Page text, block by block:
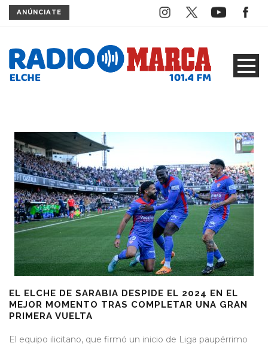
ANÚNCIATE
EL ELCHE DE SARABIA DESPIDE EL 2024 EN EL
MEJOR MOMENTO TRAS COMPLETAR UNA GRAN
PRIMERA VUELTA
El equipo ilicitano, que firmó un inicio de Liga paupérrimo